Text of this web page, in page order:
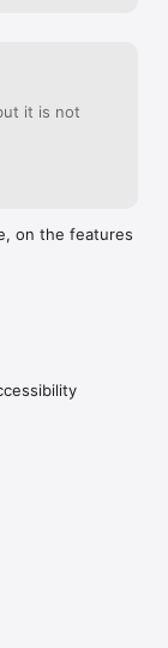
it is not
on the features